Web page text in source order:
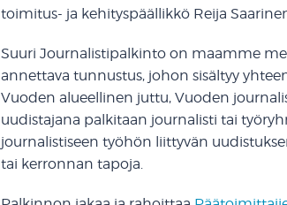
toimitus- ja kehityspäällikkö Reija
Suuri Journalistipalkinto on maamme
annettava tunnustus, johon sisältyy
Vuoden alueellinen juttu, Vuoden
uudistajana palkitaan journalisti tai
journalistiseen työhön liittyvän
tai kerronnan tapoja.